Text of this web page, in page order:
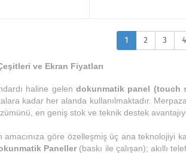
1 2 3 4
ve Ekran Fiyatları
haline gelen dokunmatik panel (touch
kadar her alanda kullanılmaktadır.
en geniş stok ve teknik destek
amacınıza göre özelleşmiş üç ana teknolojiyi
Paneller (baskı ile çalışan); akıllı